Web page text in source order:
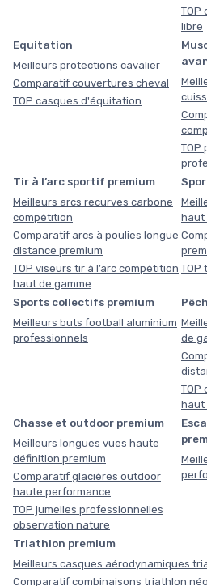
TOP
libre
Equitation
Meilleurs protections cavalier
Comparatif couvertures cheval
TOP casques d'équitation
TOP
Tir à l’arc sportif premium
Meilleurs arcs recurves carbone
compétition
Comparatif arcs à poulies longue
distance premium
TOP viseurs tir à l’arc compétition
haut de gamme
haut
TOP
Sports collectifs premium
Meilleurs buts football aluminium
professionnels
de
TOP
haut
Chasse et outdoor premium
Meilleurs longues vues haute
définition premium
Comparatif glacières outdoor
haute performance
TOP jumelles professionnelles
observation nature
Triathlon premium
Meilleurs casques aérodynamiques
Comparatif combinaisons triathlon